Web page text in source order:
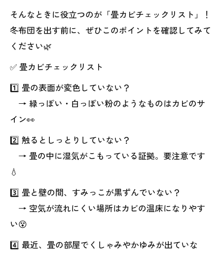
そんなときに役立つのが「畳カビチェックリスト」！
冬布団を出す前に、ぜひこのポイントを確認してみて
ください🌿
✅ 畳カビチェックリスト
1️⃣ 畳の表面が変色していない？
→ 緑っぽい・白っぽい粉のようなものはカビのサ
イン👀
2️⃣ 触るとしっとりしていない？
→ 畳の中に湿気がこもっている証拠。要注意です
💧
3️⃣ 畳と壁の間、すみっこが黒ずんでいない？
→ 空気が流れにくい場所はカビの温床になりやす
い😵
4️⃣ 最近、畳の部屋でくしゃみやかゆみが出ていな